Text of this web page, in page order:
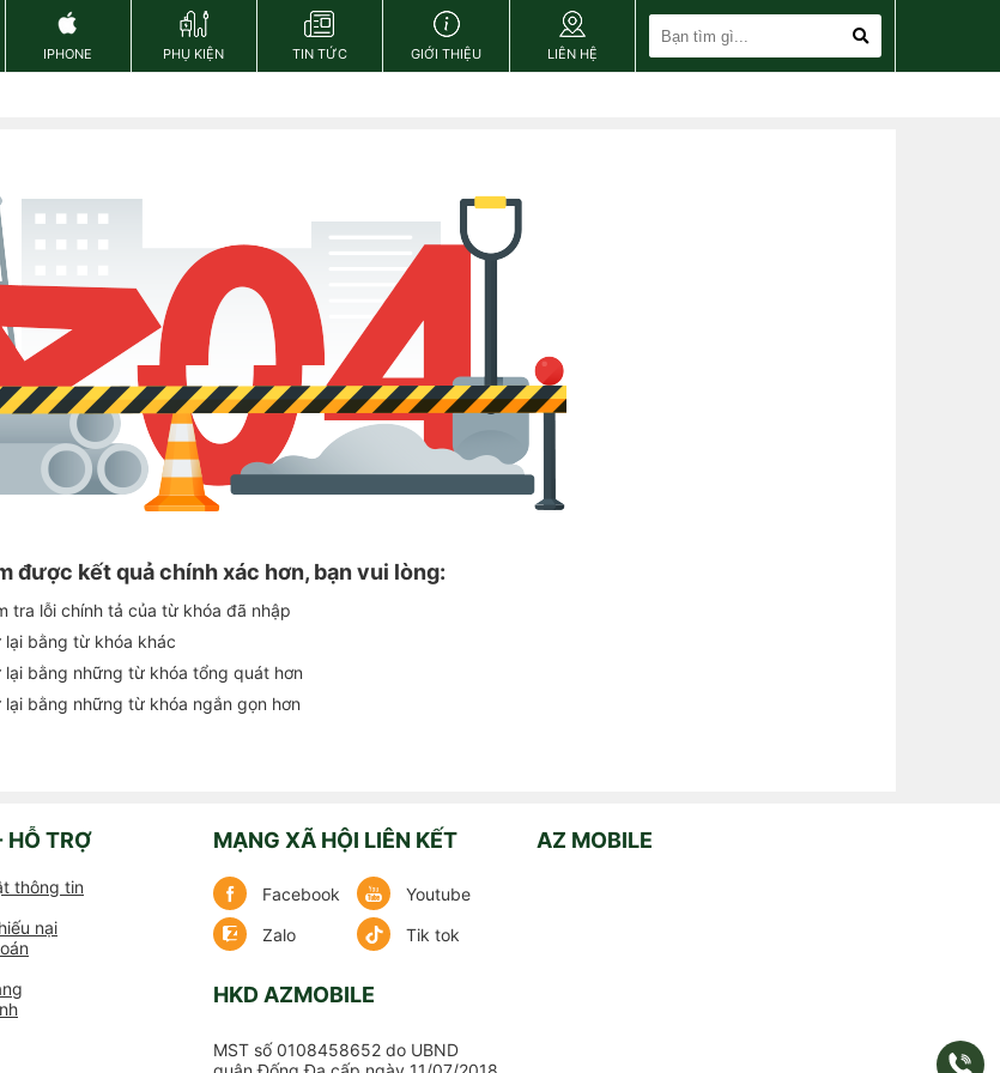
IPHONE PHỤ KIỆN TIN TỨC GIỚI THIỆU LIÊN HỆ
được kết quả chính xác hơn, bạn vui lòng:
tra lỗi chính tả của từ khóa đã nhập
lại bằng từ khóa khác
lại bằng những từ khóa tổng quát hơn
lại bằng những từ khóa ngắn gọn hơn
HỖ TRỢ
thông tin
nại
MẠNG XÃ HỘI LIÊN KẾT
Facebook
Youtube
Zalo
Tik tok
HKD AZMOBILE
MST số 0108458652 do UBND
AZ MOBILE